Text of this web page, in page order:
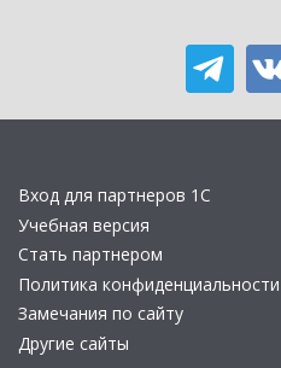
Вход для партнеров 1С
Учебная версия
Стать партнером
Политика конфиденциальности
Замечания по сайту
Другие сайты